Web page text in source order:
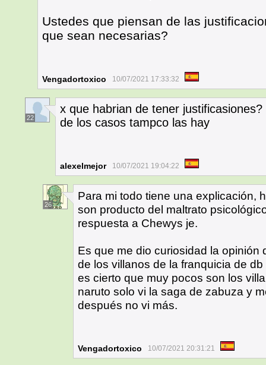
Ustedes que piensan de las
que sean necesarias?
Vengadortoxico 10/07/2021 17:33:32
22
x que habrian de tener
de los casos tampco las hay
alexelmejor 10/07/2021 19:04:22
26
Para mi todo tiene una explicación,
son producto del maltrato
respuesta a Chewys je.
Es que me dio curiosidad la opinión
de los villanos de la franquicia de
es cierto que muy pocos son los
naruto solo vi la saga de zabuza y
después no vi más.
Vengadortoxico 10/07/2021 20:31:21